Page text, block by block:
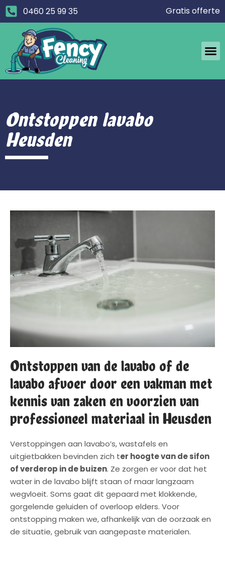
0460 25 99 35 Gratis offerte
Ontstoppen lavabo
Heusden
Ontstoppen van de lavabo of de
lavabo afvoer door een vakman met
kennis van zaken en voorzien van
professioneel materiaal in Heusden
Verstoppingen aan lavabo’s, wastafels en
uitgietbakken bevinden zich ter hoogte van de sifon
of verderop in de buizen. Ze zorgen er voor dat het
water in de lavabo blijft staan of maar langzaam
wegvloeit. Soms gaat dit gepaard met klokkende,
gorgelende geluiden of overloop elders. Voor
ontstopping maken we, afhankelijk van de oorzaak en
de situatie, gebruik van aangepaste materialen.